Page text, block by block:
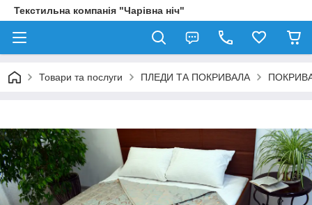
Текстильна компанія "Чарівна ніч"
Товари та послуги ПЛЕДИ ТА ПОКРИВАЛА